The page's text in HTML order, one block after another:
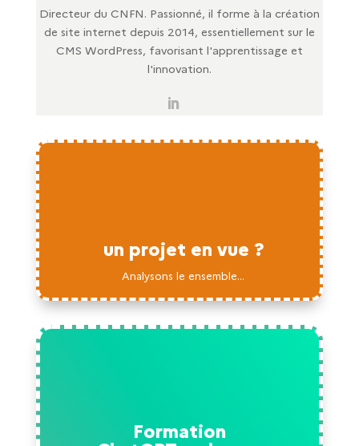
Directeur du CNFN. Passionné, il forme à la création
de site internet depuis 2014, essentiellement sur le
CMS WordPress, favorisant l'apprentissage et
l'innovation.
un projet en vue ?
Analysons le ensemble...
Formation